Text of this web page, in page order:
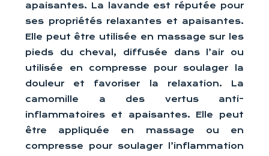
apaisantes. La lavande est réputée pour
ses propriétés relaxantes et apaisantes.
Elle peut être utilisée en massage sur les
pieds du cheval, diffusée dans l’air ou
utilisée en compresse pour soulager la
douleur et favoriser la relaxation. La
camomille a des vertus anti-
inflammatoires et apaisantes. Elle peut
être appliquée en massage ou en
compresse pour soulager l’inflammation